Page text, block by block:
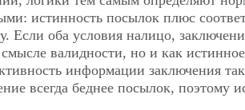
истинность посылок плюс
Если оба условия налицо,
смысле валидности, но и как
информации заключения
всегда беднее посылок, поэтому